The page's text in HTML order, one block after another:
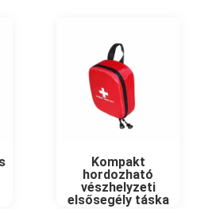
Kompakt
hordozható
vészhelyzeti
elsősegély táska